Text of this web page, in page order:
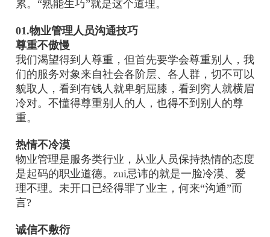
累。“熟能生巧”就是这个道理。
01.物业管理人员沟通技巧
尊重不傲慢
我们渴望得到人尊重，但首先要学会尊重别人，我
们的服务对象来自社会各阶层、各人群，切不可以
貌取人，看到有钱人就卑躬屈膝，看到穷人就横眉
冷对。不懂得尊重别人的人，也得不到别人的尊
重。
热情不冷漠
物业管理是服务类行业，从业人员保持热情的态度
是起码的职业道德。zui忌讳的就是一脸冷漠、爱
理不理。未开口已经得罪了业主，何来“沟通”而
言?
诚信不敷衍